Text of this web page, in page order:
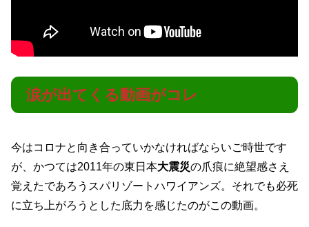
涙が出てくる動画がコレ
今はコロナと向き合っていかなければならいご時世です
が、かつては2011年の東日本大震災の爪痕に絶望感さえ
覚えたであろうスパリゾートハワイアンズ。それでも必死
に立ち上がろうとした底力を感じたのがこの動画。